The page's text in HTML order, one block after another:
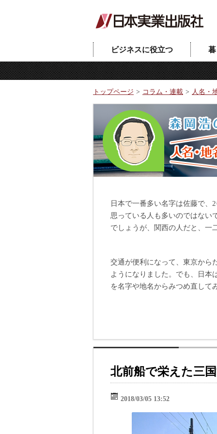
ビジネスに役立つ
トップページ コラム・連載 人名・
日本で一番多い名字は佐藤で、
思っている人も多いのではない
でしょうが、関西の人だと、一
交通が便利になって、東京から
ようになりました。でも、日本
を名字や地名からみつめ直して
北前船で栄えた三
2018/03/05 13:52